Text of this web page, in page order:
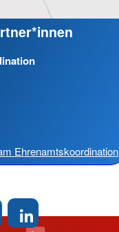
Ehrenamtskoordination